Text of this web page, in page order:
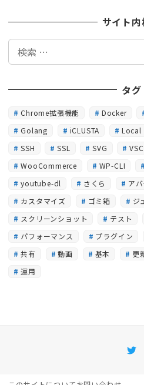
サイト内
検
タグ
Chrome拡張機能 Docker
Golang
iCLUSTA Local
SSH
SSL SVG
WooCommerce
WP-CLI
youtube-dl
さくら ア
カスタマイズ
ゴミ箱
ジ
スクリーンショット
テスト
パフォーマンス
プラグイン
共有
動画 基本 更
運用